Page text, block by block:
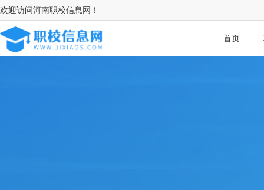
欢迎访问河南职校信息网！
首页